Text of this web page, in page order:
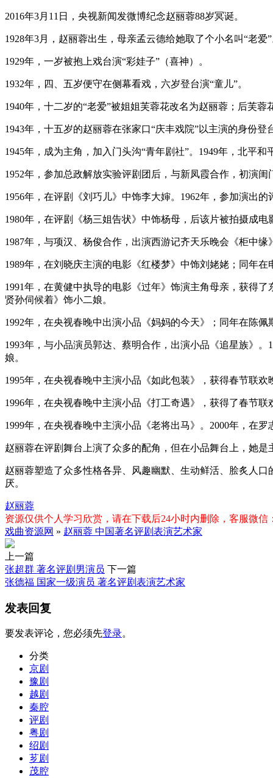
2016年3月11日，央视新闻发微博纪念赵丽蓉88岁冥诞。
1928年3月，赵丽蓉出生，母亲孟云德给她取了个小名叫“老爱”
1929年，一岁被抱上戏台演“彩娃子”（喜神）。
1932年，四、五岁便守在侧幕看戏，六岁登台演“童儿”。
1940年，十二岁的“老爱”被姐姐芙蓉花改名为赵丽蓉；后芙蓉
1943年，十五岁的赵丽蓉在张家口“庆丰戏院”以主演的身份登
1945年，成为主角，加入门头沟“青年剧社”。1949年，北平
1952年，参加总政解放实验评剧团后，与新凤霞合作，初演闺
1956年，在评剧《刘巧儿》中饰李大婶。1962年，参加演出
1980年，在评剧《杨三姐告状》中饰杨母，后该片被拍摄成
1987年，与项汉、杨俊合作，出演西游记齐天乐晚会《柜中
1989年，在刘晓庆主演的电影《红楼梦》中饰刘姥姥；同年
1991年，在黄健中执导的电影《过年》饰演主角母亲，获得
贤孙伺候着》饰小二娘。
1992年，在央视春晚中出演小品《妈妈的今天》；同年在陈
1993年，与小品演员郭达、蔡明合作，出演小品《追星族》
娘。
1995年，在央视春晚中主演小品《如此包装》，获得春节联欢
1996年，在央视春晚中主演小品《打工奇遇》，获得了春节
1999年，在央视春晚中主演小品《老将出马》。2000年，在
赵丽蓉在评剧舞台上演了众多的配角，但在小品舞台上，她
赵丽蓉塑造了众多性格各异、风趣幽默、生动鲜活、脍炙人
厌。
赵丽蓉
资源仅供个人学习欣赏，请在下载后24小时内删除，客服微信
戏曲资源网 » 赵丽蓉 中国著名评剧表演艺术家
上一篇
张超群 著名评剧男演员 下一篇
张德福 国家一级演员 著名评剧表演艺术家
发表回复
要发表评论，您必须先登录。
分类
京剧
豫剧
越剧
秦腔
评剧
粤剧
绍剧
芗剧
茂腔